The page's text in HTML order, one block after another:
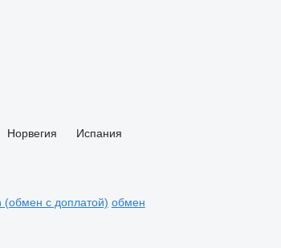
Норвегия
Испания
(обмен с доплатой) обмен